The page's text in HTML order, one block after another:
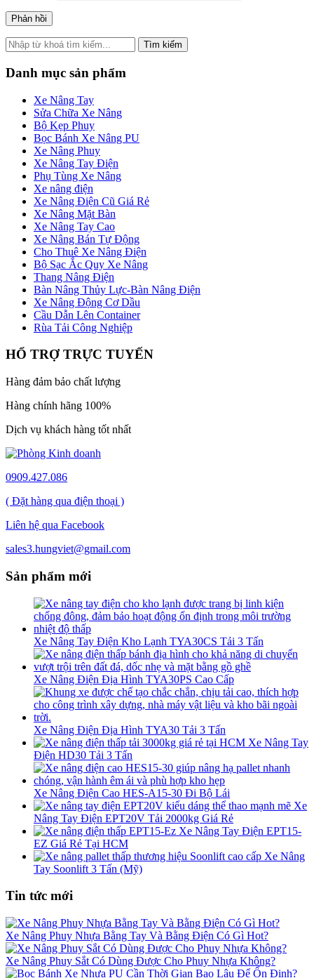
Tìm kiếm
Danh mục sản phẩm
Xe Nâng Tay
Sửa Chữa Xe Nâng
Bộ Kẹp Phuy
Bọc Bánh Xe Nâng PU
Xe Nâng Phuy
Xe Nâng Tay Điện
Phụ Tùng Xe Nâng
Xe nâng điện
Xe Nâng Điện Cũ Giá Rẻ
Xe Nâng Mặt Bàn
Xe Nâng Tay Cao
Xe Nâng Bán Tự Động
Cho Thuê Xe Nâng Điện
Bộ Sạc Ắc Quy Xe Nâng
Thang Nâng Điện
Bàn Nâng Thủy Lực-Bàn Nâng Điện
Xe Nâng Động Cơ Dầu
Cầu Dẫn Lên Container
Rùa Tải Công Nghiệp
HỔ TRỢ TRỰC TUYẾN
Hàng đảm bảo chất lượng
Hàng chính hãng 100%
Dịch vụ khách hàng tốt nhất
0909.427.086
( Đặt hàng qua điện thoại )
Liên hệ qua Facebook
sales3.hungviet@gmail.com
Sản phẩm mới
Xe Nâng Tay Điện Kho Lạnh TYA30CS Tải 3 Tấn
Xe Nâng Điện Địa Hình TYA30PS Cao Cấp
Xe Nâng Điện Địa Hình TYA30 Tải 3 Tấn
Xe Nâng Tay
Điện HD30 Tải 3 Tấn
Xe Nâng Điện Cao HES-A15-30 Đi Bộ Lái
Xe
Nâng Tay Điện EPT20V Tải 2000kg Giá Rẻ
Xe Nâng Tay Điện EPT15-
EZ Giá Rẻ Tại HCM
Xe Nâng
Tay Soonlift 3 Tấn (Mỹ)
Tin tức mới
Xe Nâng Phuy Nhựa Bằng Tay Và Bằng Điện Có Gì Hot?
Xe Nâng Phuy Sắt Có Dùng Được Cho Phuy Nhựa Không?